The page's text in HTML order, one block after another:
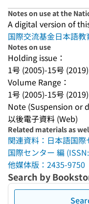
Notes on use at the
A digital version of
国際交流基金日本語教
Notes on use
Holding issue：
1号 (2005)-15号 (2019)
Volume Range：
1号 (2005)-15号 (2019)
Note (Suspension or
以後電子資料 (Web)
Related materials as
関連資料：日本語国
国際センター 編
他媒体版：2435-9750
Search by